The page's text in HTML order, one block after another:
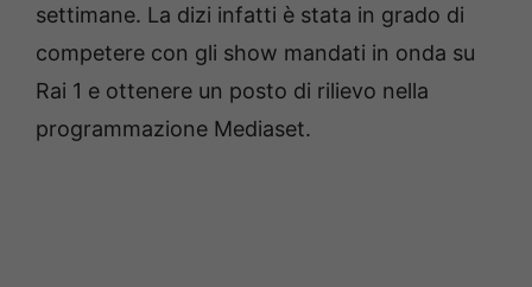
settimane. La dizi infatti è stata in grado di
competere con gli show mandati in onda su
Rai 1 e ottenere un posto di rilievo nella
programmazione Mediaset.